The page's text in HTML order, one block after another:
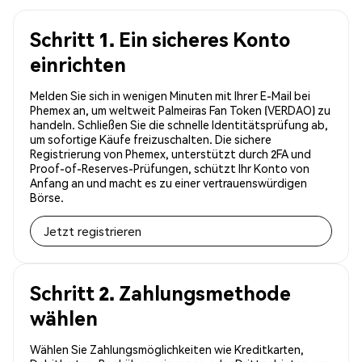
Schritt 1. Ein sicheres Konto
einrichten
Melden Sie sich in wenigen Minuten mit Ihrer E-Mail bei
Phemex an, um weltweit Palmeiras Fan Token (VERDAO) zu
handeln. Schließen Sie die schnelle Identitätsprüfung ab,
um sofortige Käufe freizuschalten. Die sichere
Registrierung von Phemex, unterstützt durch 2FA und
Proof-of-Reserves-Prüfungen, schützt Ihr Konto von
Anfang an und macht es zu einer vertrauenswürdigen
Börse.
Jetzt registrieren
Schritt 2. Zahlungsmethode
wählen
Wählen Sie Zahlungsmöglichkeiten wie Kreditkarten,